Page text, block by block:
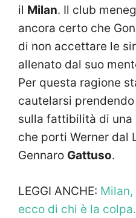
il Milan. Il club
ancora certo che
di non accettare le
allenato dal suo
Per questa ragione
cautelarsi
sulla fattibilità di una
che porti Werner dal
Gennaro Gattuso.
LEGGI ANCHE:
ecco di chi è la